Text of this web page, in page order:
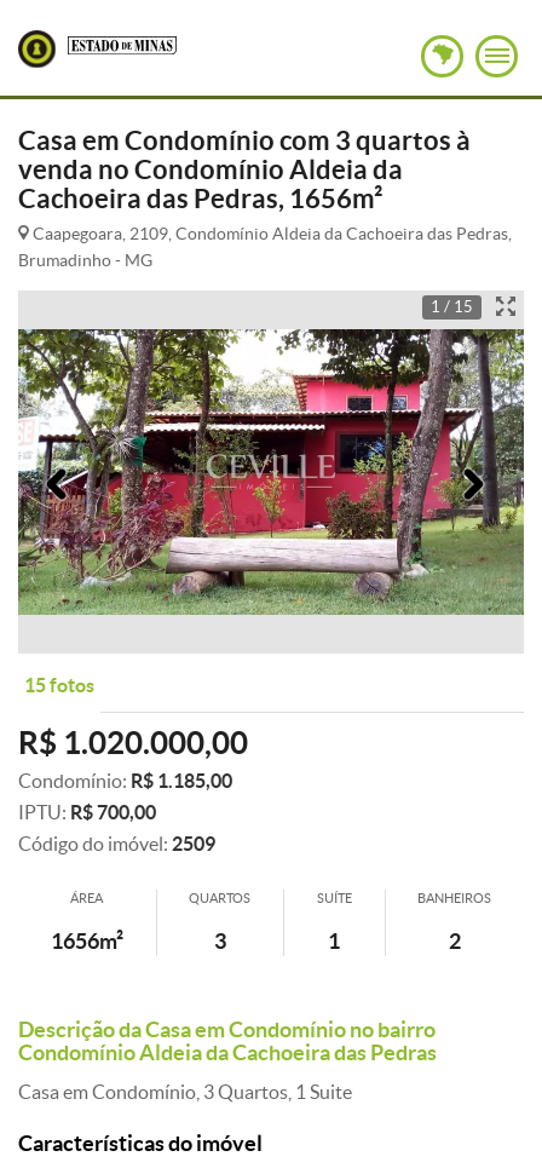
Casa em Condomínio com 3 quartos à
venda no Condomínio Aldeia da
Cachoeira das Pedras, 1656m²
Caapegoara, 2109, Condomínio Aldeia da Cachoeira das Pedras,
Brumadinho - MG
1 / 15
Anterior
15 fotos
R$ 1.020.000,00
Condomínio: R$ 1.185,00
IPTU: R$ 700,00
Código do imóvel: 2509
ÁREA
1656m²
QUARTOS
3
SUÍTE
1
BANHEIROS
2
Descrição da Casa em Condomínio no bairro
Condomínio Aldeia da Cachoeira das Pedras
Casa em Condomínio, 3 Quartos, 1 Suite
Características do imóvel